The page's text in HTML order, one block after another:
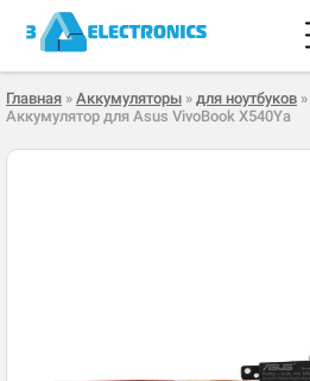
Главная » Аккумуляторы » для ноутбуков »
Аккумулятор для Asus VivoBook X540Ya